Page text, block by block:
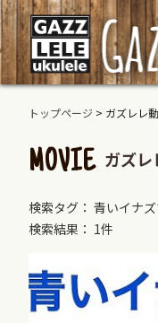
トップページ > ガズレレ
MOVIE ガズレ
検索タグ： 青いイナ
検索結果： 1件